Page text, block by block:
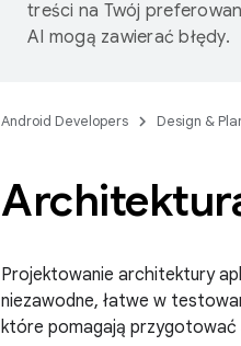
treści na Twój
AI mogą zawierać błędy.
Android Developers Design &
Projektowanie architektury
niezawodne, łatwe w
które pomagają przygotować